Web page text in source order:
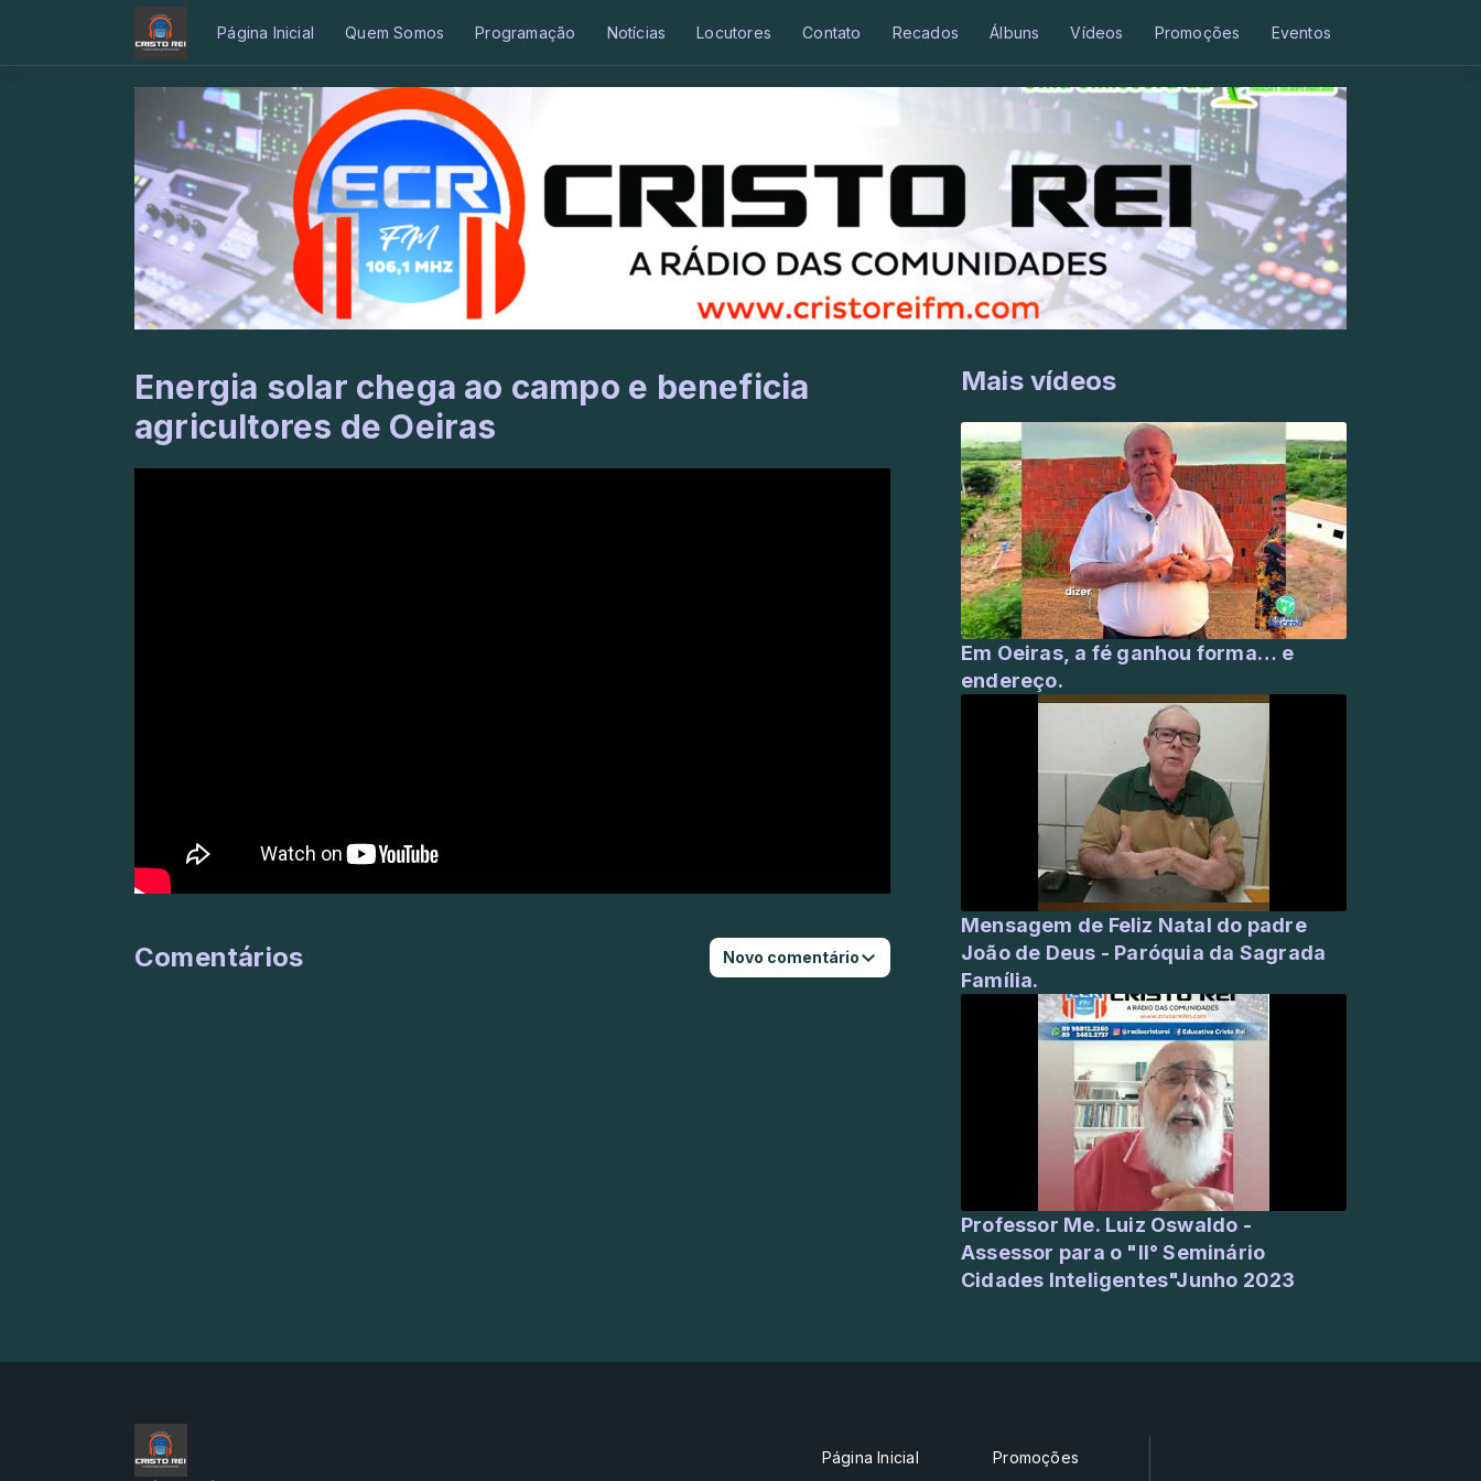
Página Inicial Quem Somos Programação Notícias Locutores Contato Recados Álbuns Vídeos Promoções Eventos
Energia solar chega ao campo e beneficia
agricultores de Oeiras
Mais vídeos
Em Oeiras, a fé ganhou forma… e
endereço.
Mensagem de Feliz Natal do padre
João de Deus - Paróquia da Sagrada
Família.
Professor Me. Luiz Oswaldo -
Assessor para o "II° Seminário
Cidades Inteligentes"Junho 2023
Comentários Novo comentário
Página Inicial Promoções